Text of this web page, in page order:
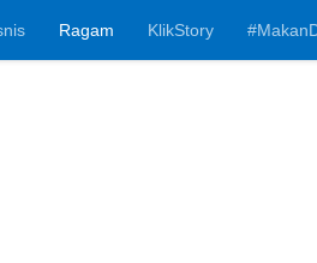
Ragam KlikStory